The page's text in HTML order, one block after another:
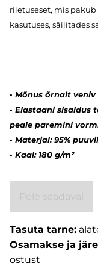
riietuseset, mis
kasutuses, säilitades
• Mõnus õrnalt veniv
• Elastaani sisaldus
peale paremini
• Materjal: 95%
• Kaal: 180 g/m²
Tasuta tarne:
Osamakse ja
ostust